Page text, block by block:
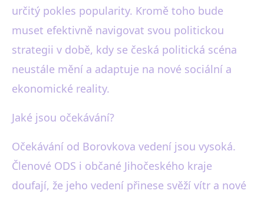
určitý pokles popularity. Kromě toho bude
muset efektivně navigovat svou politickou
strategii v době, kdy se česká politická scéna
neustále mění a adaptuje na nové sociální a
ekonomické reality.
Jaké jsou očekávání?
Očekávání od Borovkova vedení jsou vysoká.
Členové ODS i občané Jihočeského kraje
doufají, že jeho vedení přinese svěží vítr a nové